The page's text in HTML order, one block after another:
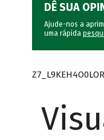
DÊ SUA
Ajude-nos a
uma rápida